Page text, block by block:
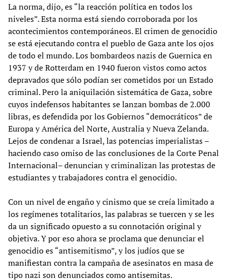
La norma, dijo, es “la reacción política en todos los
niveles”. Esta norma está siendo corroborada por los
acontecimientos contemporáneos. El crimen de genocidio
se está ejecutando contra el pueblo de Gaza ante los ojos
de todo el mundo. Los bombardeos nazis de Guernica en
1937 y de Rotterdam en 1940 fueron vistos como actos
depravados que sólo podían ser cometidos por un Estado
criminal. Pero la aniquilación sistemática de Gaza, sobre
cuyos indefensos habitantes se lanzan bombas de 2.000
libras, es defendida por los Gobiernos “democráticos” de
Europa y América del Norte, Australia y Nueva Zelanda.
Lejos de condenar a Israel, las potencias imperialistas –
haciendo caso omiso de las conclusiones de la Corte Penal
Internacional– denuncian y criminalizan las protestas de
estudiantes y trabajadores contra el genocidio.
Con un nivel de engaño y cinismo que se creía limitado a
los regímenes totalitarios, las palabras se tuercen y se les
da un significado opuesto a su connotación original y
objetiva. Y por eso ahora se proclama que denunciar el
genocidio es “antisemitismo”, y los judíos que se
manifiestan contra la campaña de asesinatos en masa de
tipo nazi son denunciados como antisemitas.